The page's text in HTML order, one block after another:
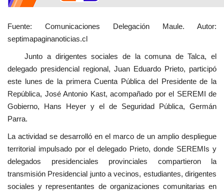
Fuente: Comunicaciones Delegación Maule. Autor:
septimapaginanoticias.cl
Junto a dirigentes sociales de la comuna de Talca, el
delegado presidencial regional, Juan Eduardo Prieto, participó
este lunes de la primera Cuenta Pública del Presidente de la
República, José Antonio Kast, acompañado por el SEREMI de
Gobierno, Hans Heyer y el de Seguridad Pública, Germán
Parra.
La actividad se desarrolló en el marco de un amplio despliegue
territorial impulsado por el delegado Prieto, donde SEREMIs y
delegados presidenciales provinciales compartieron la
transmisión Presidencial junto a vecinos, estudiantes, dirigentes
sociales y representantes de organizaciones comunitarias en